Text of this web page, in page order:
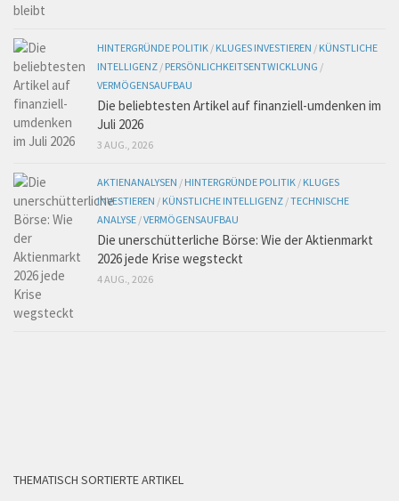
HINTERGRÜNDE POLITIK / KLUGES INVESTIEREN / KÜNSTLICHE
INTELLIGENZ / PERSÖNLICHKEITSENTWICKLUNG /
VERMÖGENSAUFBAU
Die beliebtesten Artikel auf finanziell-umdenken im
Juli 2026
3 AUG., 2026
AKTIENANALYSEN / HINTERGRÜNDE POLITIK / KLUGES
INVESTIEREN / KÜNSTLICHE INTELLIGENZ /TECHNISCHE
ANALYSE /VERMÖGENSAUFBAU
Die unerschütterliche Börse: Wie der Aktienmarkt
2026 jede Krise wegsteckt
4 AUG., 2026
THEMATISCH SORTIERTE ARTIKEL